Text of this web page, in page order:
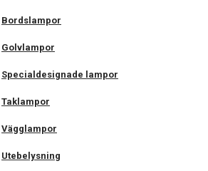
Bordslampor
Golvlampor
Specialdesignade lampor
Taklampor
Vägglampor
Utebelysning